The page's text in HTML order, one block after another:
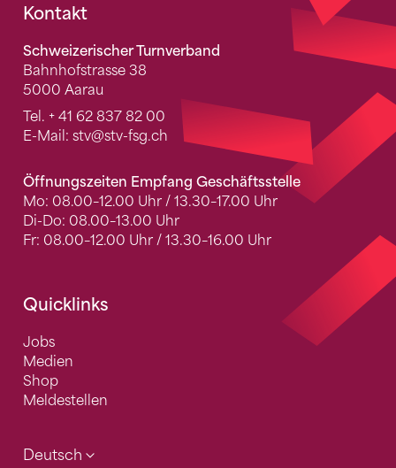
Fusszeile
Kontakt
Schweizerischer Turnverband
Bahnhofstrasse 38
5000 Aarau
Tel. + 41 62 837 82 00
E-Mail: stv@stv-fsg.ch
Öffnungszeiten Empfang Geschäftsstelle
Mo: 08.00–12.00 Uhr / 13.30–17.00 Uhr
Di-Do: 08.00–13.00 Uhr
Fr: 08.00–12.00 Uhr / 13.30–16.00 Uhr
Quicklinks
Jobs
Medien
Shop
Meldestellen
Deutsch